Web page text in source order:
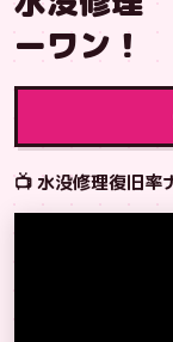
ーワン！
📺 水没修理復旧